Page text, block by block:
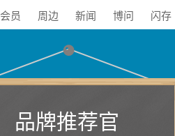
会员 周边 新闻 博问 闪存
品牌推荐官